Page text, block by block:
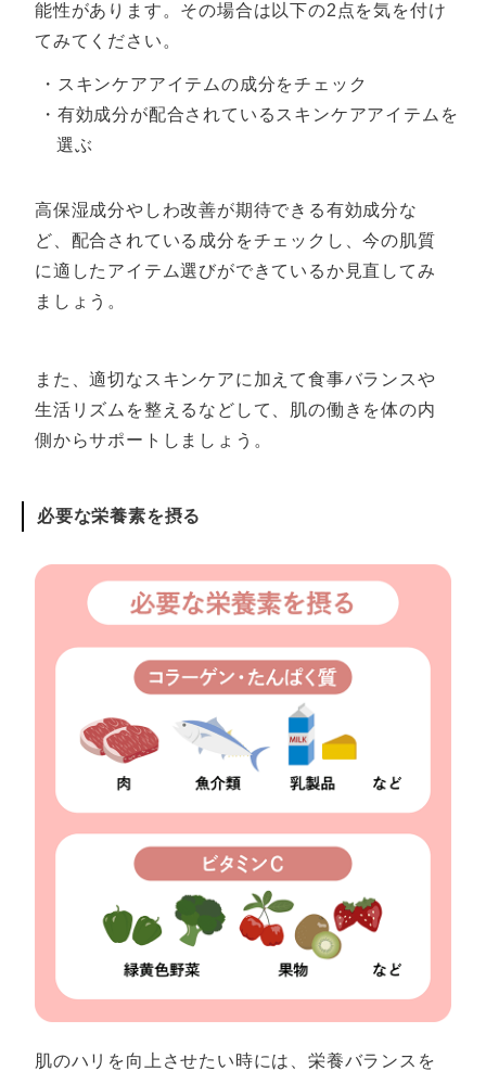
能性があります。その場合は以下の2点を気を付け
てみてください。
・スキンケアアイテムの成分をチェック
・有効成分が配合されているスキンケアアイテムを
選ぶ
高保湿成分やしわ改善が期待できる有効成分な
ど、配合されている成分をチェックし、今の肌質
に適したアイテム選びができているか見直してみ
ましょう。
また、適切なスキンケアに加えて食事バランスや
生活リズムを整えるなどして、肌の働きを体の内
側からサポートしましょう。
必要な栄養素を摂る
肌のハリを向上させたい時には、栄養バランスを